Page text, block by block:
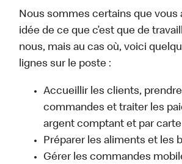
Nous sommes certains que vous
idée de ce que c’est que de
nous, mais au cas où, voici
lignes sur le poste :
Accueillir les clients,
commandes et traiter les
argent comptant et par carte
Préparer les aliments et les
Gérer les commandes